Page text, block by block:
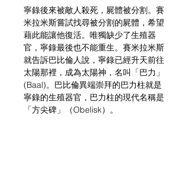
寧錄後來被敵人殺死，屍體被分割。賽
米拉米斯嘗試找尋被分割的屍體，希望
藉此能讓他復活。唯獨缺少了生殖器
官，寧錄最後也不能重生。賽米拉米斯
就告訴巴比倫人說，寧錄已經升天前往
太陽那裡，成為太陽神，名叫「巴力」
(Baal)。巴比倫異端崇拜的巴力柱就是
寧錄的生殖器官，巴力柱的現代名稱是
「方尖碑」（Obelisk）。